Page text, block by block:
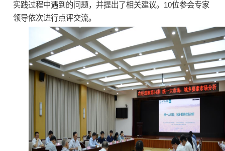
实践过程中遇到的问题，并提出了相关建议。10位参会专家
领导依次进行点评交流。